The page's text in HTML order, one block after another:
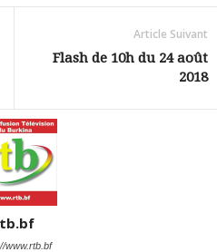
Article Suivant
Flash de 10h du 24 août
2018
www.rtb.bf